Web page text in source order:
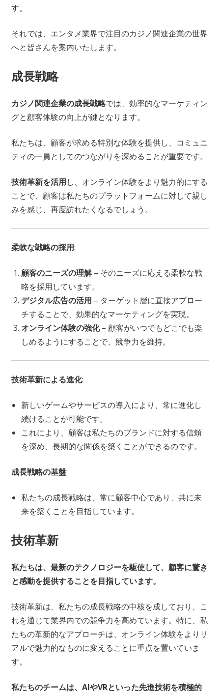
す。
それでは、エンタメ業界で注目のカジノ関連企業の世界
へと皆さんを案内いたします。
成長戦略
カジノ関連企業の成長戦略では、効率的なマーケティン
グと顧客体験の向上が鍵となります。
私たちは、顧客が求める特別な体験を提供し、コミュニ
ティの一員としてのつながりを深めることが重要です。
技術革新を活用し、オンライン体験をより魅力的にする
ことで、顧客は私たちのプラットフォームに対して親し
みを感じ、再度訪れたくなるでしょう。
柔軟な戦略の採用:
顧客のニーズの理解– そのニーズに応える柔軟な戦
略を採用しています。
デジタル広告の活用 – ターゲット層に直接アプロー
チすることで、効果的なマーケティングを実現。
オンライン体験の強化– 顧客がいつでもどこでも楽
しめるようにすることで、競争力を維持。
技術革新による進化:
新しいゲームやサービスの導入により、常に進化し
続けることが可能です。
これにより、顧客は私たちのブランドに対する信頼
を深め、長期的な関係を築くことができるのです。
成長戦略の基盤:
私たちの成長戦略は、常に顧客中心であり、共に未
来を築くことを目指しています。
技術革新
私たちは、最新のテクノロジーを駆使して、顧客に驚き
と感動を提供することを目指しています。
技術革新は、私たちの成長戦略の中核を成しており、こ
れを通じて業界内での競争力を高めています。特に、私
たちの革新的なアプローチは、オンライン体験をよりリ
アルで魅力的なものに変えることに重点を置いていま
す。
私たちのチームは、AIやVRといった先進技術を積極的